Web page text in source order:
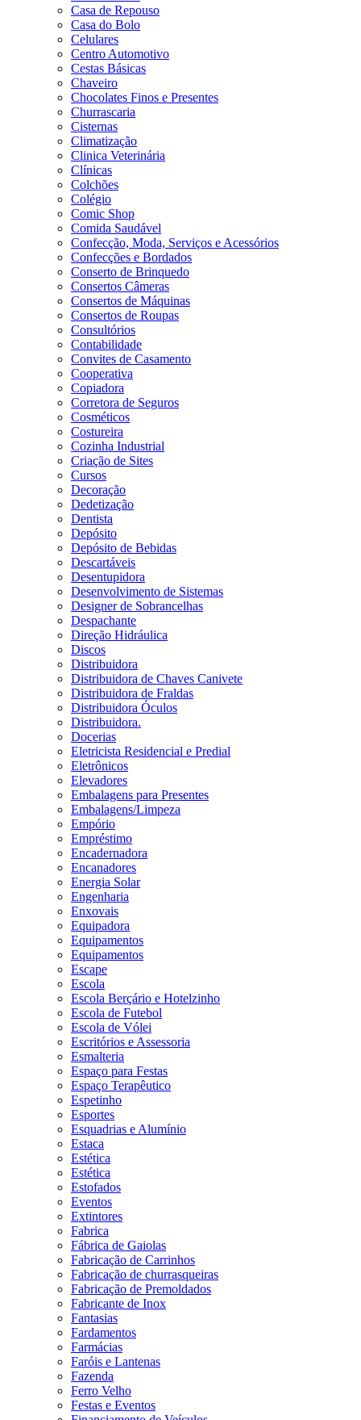
Casa de Repouso
Casa do Bolo
Celulares
Centro Automotivo
Cestas Básicas
Chaveiro
Chocolates Finos e Presentes
Churrascaria
Cisternas
Climatização
Clinica Veterinária
Clínicas
Colchões
Colégio
Comic Shop
Comida Saudável
Confecção, Moda, Serviços e Acessórios
Confecções e Bordados
Conserto de Brinquedo
Consertos Câmeras
Consertos de Máquinas
Consertos de Roupas
Consultórios
Contabilidade
Convites de Casamento
Cooperativa
Copiadora
Corretora de Seguros
Cosméticos
Costureira
Cozinha Industrial
Criação de Sites
Cursos
Decoração
Dedetização
Dentista
Depósito
Depósito de Bebidas
Descartáveis
Desentupidora
Desenvolvimento de Sistemas
Designer de Sobrancelhas
Despachante
Direção Hidráulica
Discos
Distribuidora
Distribuidora de Chaves Canivete
Distribuidora de Fraldas
Distribuidora Óculos
Distribuidora.
Docerias
Eletricista Residencial e Predial
Eletrônicos
Elevadores
Embalagens para Presentes
Embalagens/Limpeza
Empório
Empréstimo
Encadernadora
Encanadores
Energia Solar
Engenharia
Enxovais
Equipadora
Equipamentos
Equipamentos
Escape
Escola
Escola Berçário e Hotelzinho
Escola de Futebol
Escola de Vólei
Escritórios e Assessoria
Esmalteria
Espaço para Festas
Espaço Terapêutico
Espetinho
Esportes
Esquadrias e Alumínio
Estaca
Estética
Estética
Estofados
Eventos
Extintores
Fabrica
Fábrica de Gaiolas
Fabricação de Carrinhos
Fabricação de churrasqueiras
Fabricação de Premoldados
Fabricante de Inox
Fantasias
Fardamentos
Farmácias
Faróis e Lantenas
Fazenda
Ferro Velho
Festas e Eventos